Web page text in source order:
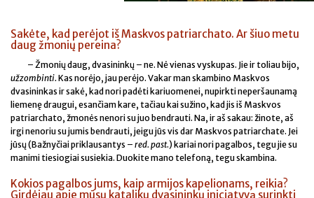
Sakėte, kad perėjot iš Maskvos patriarchato. Ar šiuo metu
daug žmonių pereina?
– Žmonių daug, dvasininkų – ne. Nė vienas vyskupas. Jie ir toliau bijo,
užzombinti. Kas norėjo, jau perėjo. Vakar man skambino Maskvos
dvasininkas ir sakė, kad nori padėti kariuomenei, nupirkti neperšaunamą
liemenę draugui, esančiam kare, tačiau kai sužino, kad jis iš Maskvos
patriarchato, žmonės nenori su juo bendrauti. Na, ir aš sakau: žinote, aš
irgi nenoriu su jumis bendrauti, jeigu jūs vis dar Maskvos patriarchate. Jei
jūsų (Bažnyčiai priklausantys – red. past.) kariai nori pagalbos, tegu jie su
manimi tiesiogiai susiekia. Duokite mano telefoną, tegu skambina.
Kokios pagalbos jums, kaip armijos kapelionams, reikia?
Girdėjau apie mūsų katalikų dvasininkų iniciatyvą surinkti